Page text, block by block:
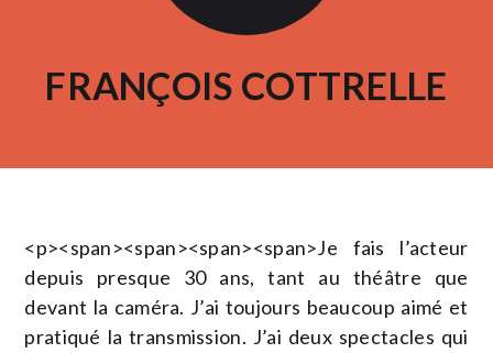
FRANÇOIS COTTRELLE
<p><span><span><span><span>Je fais l’acteur
depuis presque 30 ans, tant au théâtre que
devant la caméra. J’ai toujours beaucoup aimé et
pratiqué la transmission. J’ai deux spectacles qui